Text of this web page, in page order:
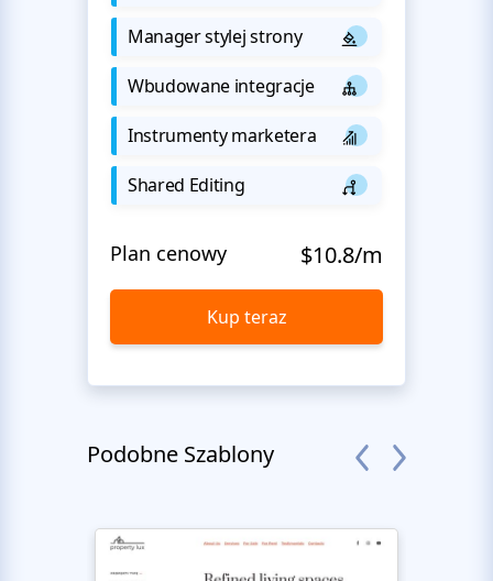
Manager stylej strony
Wbudowane integracje
Instrumenty marketera
Shared Editing
Plan cenowy $10.8/m
Kup teraz
Podobne Szablony